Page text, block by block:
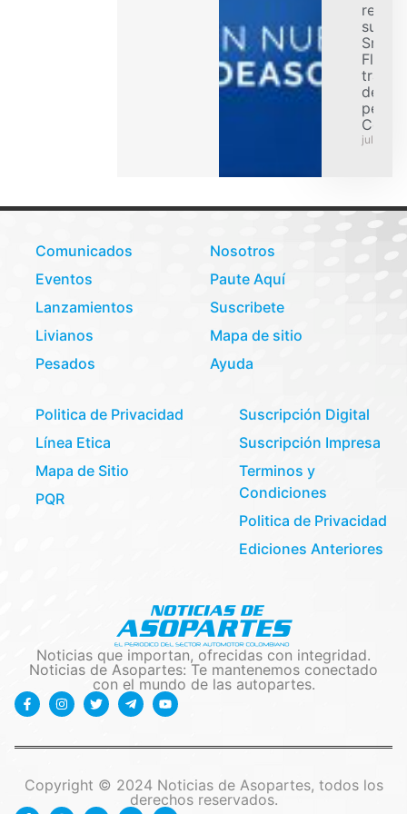
su
Smart
Flex
de
julio 31,
Comunicados
Eventos
Lanzamientos
Livianos
Pesados
Nosotros
Paute Aquí
Suscribete
Mapa de sitio
Ayuda
Politica de Privacidad
Línea Etica
Mapa de Sitio
PQR
Suscripción Digital
Suscripción Impresa
Terminos y
Condiciones
Politica de Privacidad
Ediciones Anteriores
Noticias que importan, ofrecidas con integridad.
Noticias de Asopartes: Te mantenemos conectado
con el mundo de las autopartes.
Copyright © 2024 Noticias de Asopartes, todos los
derechos reservados.